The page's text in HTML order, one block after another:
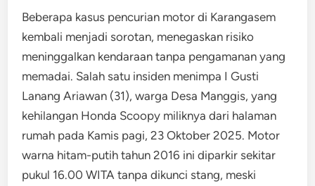
Beberapa kasus pencurian motor di Karangasem
kembali menjadi sorotan, menegaskan risiko
meninggalkan kendaraan tanpa pengamanan yang
memadai. Salah satu insiden menimpa I Gusti
Lanang Ariawan (31), warga Desa Manggis, yang
kehilangan Honda Scoopy miliknya dari halaman
rumah pada Kamis pagi, 23 Oktober 2025. Motor
warna hitam-putih tahun 2016 ini diparkir sekitar
pukul 16.00 WITA tanpa dikunci stang, meski